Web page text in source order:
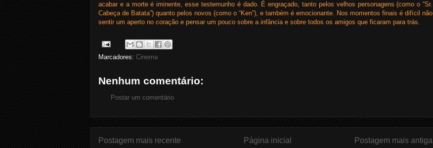
acabar e a morte é iminente, esse testemunho é dado. É engraçado, tanto pelos velhos personagens (como o “Sr.
Cabeça de Batata”) quanto pelos novos (como o “Ken”), e também é emocionante. Nos momentos finais é difícil não
sentir um aperto no coração e pensar um pouco sobre a infância e sobre todos os amigos que ficaram para trás.
Marcadores: Cinema
Nenhum comentário:
Postar um comentário
Postagem mais recente Postagem mais antiga
Página inicial